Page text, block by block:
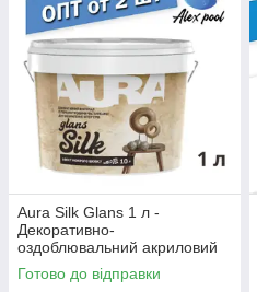
Aura Silk Glans 1 л -
Декоративно-
оздоблювальний акриловий
лакофарбовий матеріал,
Ефект мокрого шовку
Готово до відправки